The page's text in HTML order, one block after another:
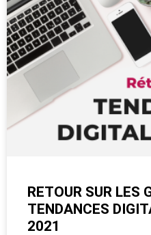
RETOUR SUR LES
TENDANCES
2021